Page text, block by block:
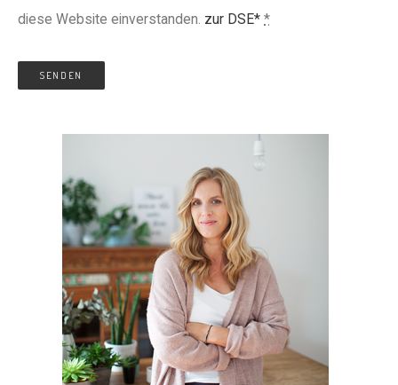
diese Website einverstanden. zur DSE* *